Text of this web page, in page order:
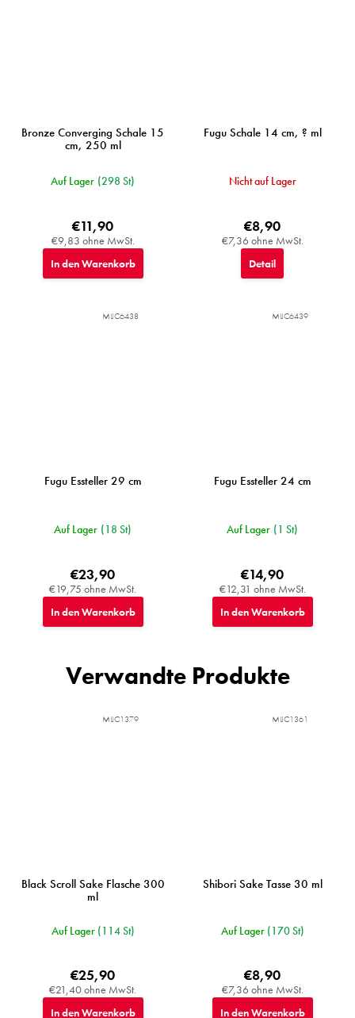
Bronze Converging Schale 15
cm, 250 ml
Auf Lager (298 St)
€9,83 ohne MwSt.
€11,90
In den Warenkorb
Fugu Schale 14 cm, ? ml
Nicht auf Lager
€7,36 ohne MwSt.
€8,90
Detail
Fugu Essteller 29 cm
Auf Lager (18 St)
€19,75 ohne MwSt.
€23,90
In den Warenkorb
MIJC6438
Fugu Essteller 24 cm
Auf Lager (1 St)
€12,31 ohne MwSt.
€14,90
In den Warenkorb
MIJC6439
Verwandte Produkte
Black Scroll Sake Flasche 300
ml
Auf Lager (114 St)
€21,40 ohne MwSt.
€25,90
In den Warenkorb
MIJC1379
Shibori Sake Tasse 30 ml
Auf Lager (170 St)
€7,36 ohne MwSt.
€8,90
In den Warenkorb
MIJC1361